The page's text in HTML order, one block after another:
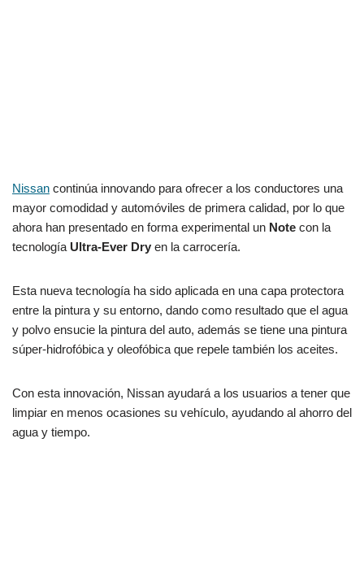
Nissan continúa innovando para ofrecer a los conductores una
mayor comodidad y automóviles de primera calidad, por lo que
ahora han presentado en forma experimental un Note con la
tecnología Ultra-Ever Dry en la carrocería.
Esta nueva tecnología ha sido aplicada en una capa protectora
entre la pintura y su entorno, dando como resultado que el agua
y polvo ensucie la pintura del auto, además se tiene una pintura
súper-hidrofóbica y oleofóbica que repele también los aceites.
Con esta innovación, Nissan ayudará a los usuarios a tener que
limpiar en menos ocasiones su vehículo, ayudando al ahorro del
agua y tiempo.